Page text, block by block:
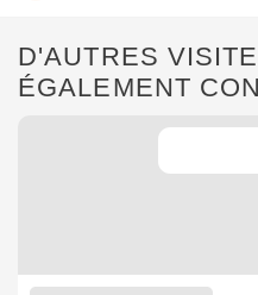
D'AUTRES
ÉGALEMENT